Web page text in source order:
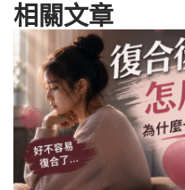
相關文章